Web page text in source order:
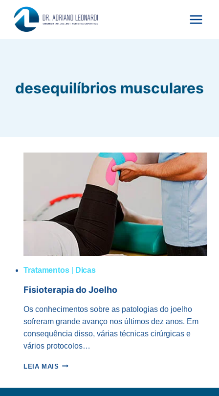
para
desequilíbrios musculares
Tratamentos| Dicas
Fisioterapia do Joelho
Os conhecimentos sobre as patologias do joelho
sofreram grande avanço nos últimos dez anos. Em
consequência disso, várias técnicas cirúrgicas e
vários protocolos…
LEIA MAIS FISIOTERAPIA